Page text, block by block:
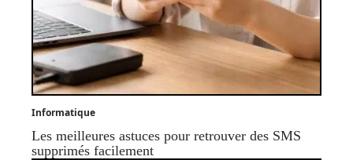
Informatique
Les meilleures astuces pour retrouver des SMS
supprimés facilement